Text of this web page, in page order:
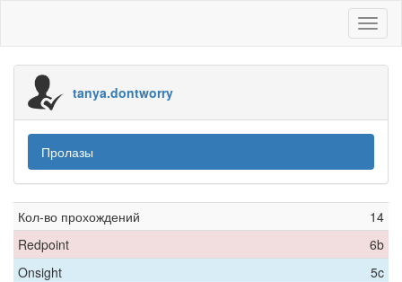
tanya.dontworry
Пролазы
Кол-во прохождений
14
Redpoint
6b
Onsight
5c